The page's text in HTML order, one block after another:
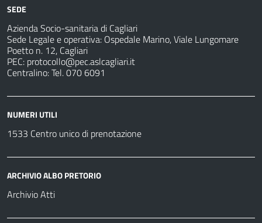
sanitarie
SEDE
Azienda Socio-sanitaria di Cagliari
Sede Legale e operativa: Ospedale Marino, Viale Lungomare
Poetto n. 12, Cagliari
PEC: protocollo@pec.aslcagliari.it
Centralino: Tel. 070 6091
NUMERI UTILI
1533 Centro unico di prenotazione
ARCHIVIO ALBO PRETORIO
Archivio Atti